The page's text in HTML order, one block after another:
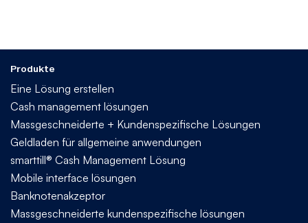
Produkte
Eine Lösung erstellen
Cash management lösungen
Massgeschneiderte + Kundenspezifische Lösungen
Geldladen für allgemeine anwendungen
smarttill® Cash Management Lösung
Mobile interface lösungen
Banknotenakzeptor
Massgeschneiderte kundenspezifische lösungen